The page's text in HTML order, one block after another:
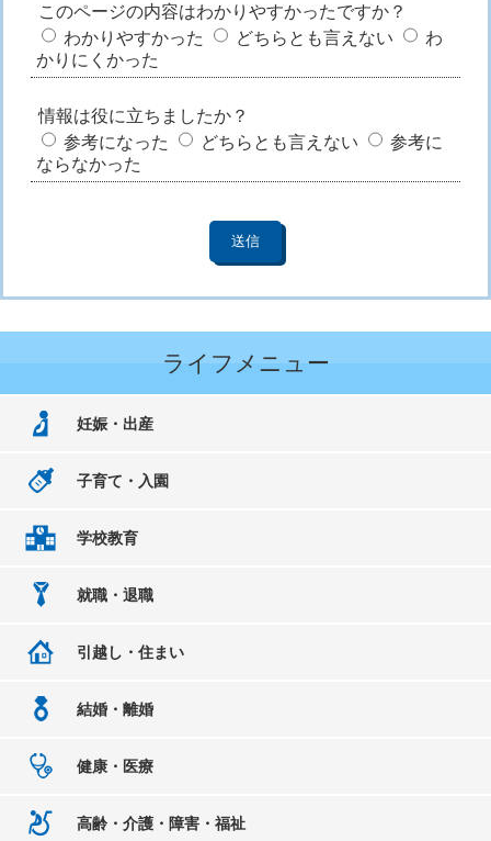
このページの内容はわかりやすかったですか？
わかりやすかった
どちらとも言えない
わ
かりにくかった
情報は役に立ちましたか？
参考になった
どちらとも言えない
参考に
ならなかった
ライフメニュー
妊娠・出産
子育て・入園
学校教育
就職・退職
引越し・住まい
結婚・離婚
健康・医療
高齢・介護・障害・福祉